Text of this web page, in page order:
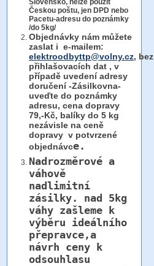
Slovensko, nelze použít
Českou poštu, jen DPD nebo
Pacetu-adresu do poznámky
/do 5kg/
Objednávky nám můžete
zaslat i e-mailem:
elektroodbyttp@volny.cz, bez
přihlašovacích dat , v
případě uvedení adresy
doručení -Zásilkovna-
uveďte do poznámky
adresu, cena dopravy
79,-Kč, balíky do 5 kg
nezávisle na ceně
dopravy v potvrzené
objednávce.
Nadrozměrové a
váhově
nadlimitní
zásilky. nad 5kg
váhy zašleme k
výběru ideálního
přepravce,a
návrh ceny k
odsouhlasu